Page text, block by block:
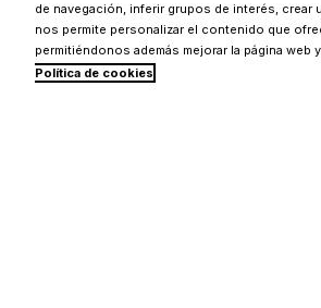
de navegación, inferir grupos de interés,
nos permite personalizar el contenido que
permitiéndonos además mejorar la página web
Política de cookies